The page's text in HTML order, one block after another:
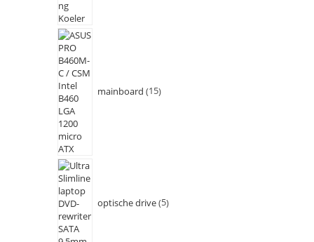
mainboard 15
optische drive 5